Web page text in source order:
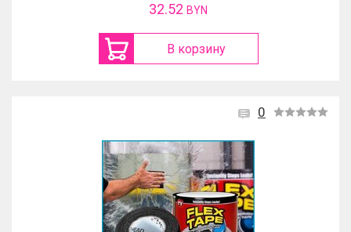
32.52 BYN
В корзину
0